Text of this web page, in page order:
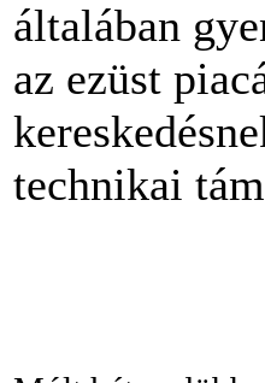
általában
az ezüst
technikai